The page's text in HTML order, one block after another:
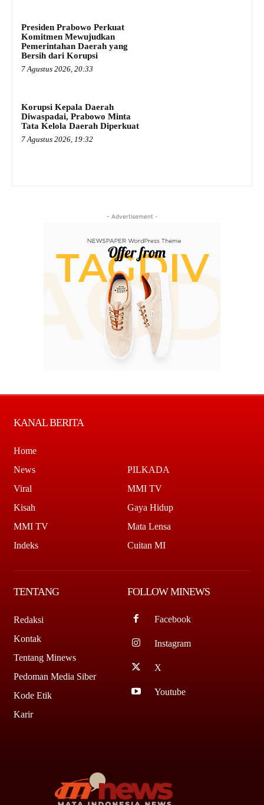
Presiden Prabowo Perkuat
Komitmen Mewujudkan
Pemerintahan Daerah yang
Bersih dari Korupsi
7 Agustus 2026, 20:33
Korupsi Kepala Daerah
Diwaspadai, Prabowo Minta
Tata Kelola Daerah Diperkuat
7 Agustus 2026, 19:32
- Advertisement -
KANAL BERITA
Home
News
Viral
Kisah
MMI TV
Indeks
PILKADA
MMI TV
Gaya Hidup
Mata Lensa
Cuitan MI
TENTANG
Redaksi
Kontak
Tentang Minews
Pedoman Media Siber
Kode Etik
Karir
FOLLOW MINEWS
Facebook
Instagram
X
Youtube